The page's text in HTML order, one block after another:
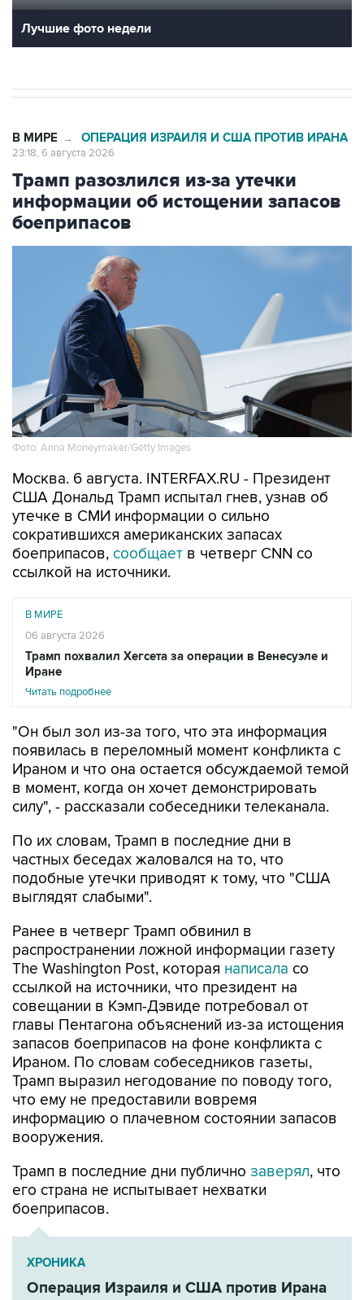
Лучшие фото недели
В МИРЕ → ОПЕРАЦИЯ ИЗРАИЛЯ И США ПРОТИВ ИРАНА
23:18, 6 августа 2026
Трамп разозлился из-за утечки
информации об истощении запасов
боеприпасов
Фото: Anna Moneymaker/Getty Images
Москва. 6 августа. INTERFAX.RU - Президент
США Дональд Трамп испытал гнев, узнав об
утечке в СМИ информации о сильно
сократившихся американских запасах
боеприпасов, сообщает в четверг CNN со
ссылкой на источники.
В МИРЕ
06 августа 2026
Трамп похвалил Хегсета за операции в Венесуэле и
Иране
Читать подробнее
"Он был зол из-за того, что эта информация
появилась в переломный момент конфликта с
Ираном и что она остается обсуждаемой темой
в момент, когда он хочет демонстрировать
силу", - рассказали собеседники телеканала.
По их словам, Трамп в последние дни в
частных беседах жаловался на то, что
подобные утечки приводят к тому, что "США
выглядят слабыми".
Ранее в четверг Трамп обвинил в
распространении ложной информации газету
The Washington Post, которая написала со
ссылкой на источники, что президент на
совещании в Кэмп-Дэвиде потребовал от
главы Пентагона объяснений из-за истощения
запасов боеприпасов на фоне конфликта с
Ираном. По словам собеседников газеты,
Трамп выразил негодование по поводу того,
что ему не предоставили вовремя
информацию о плачевном состоянии запасов
вооружения.
Трамп в последние дни публично заверял, что
его страна не испытывает нехватки
боеприпасов.
ХРОНИКА
Операция Израиля и США против Ирана